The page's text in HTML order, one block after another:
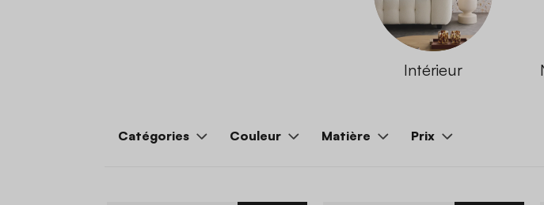
Intérieur
Catégories Couleur Matière Prix